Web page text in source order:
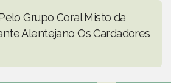
Grupo Coral Misto da
Alentejano Os Cardadores